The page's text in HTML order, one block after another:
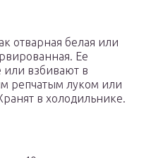
отварная белая или
Ее
или взбивают в
репчатым луком или
в холодильнике.